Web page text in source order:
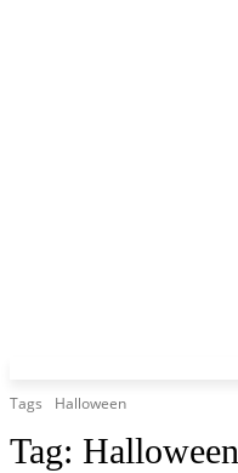
Tags Halloween
Tag: Halloween